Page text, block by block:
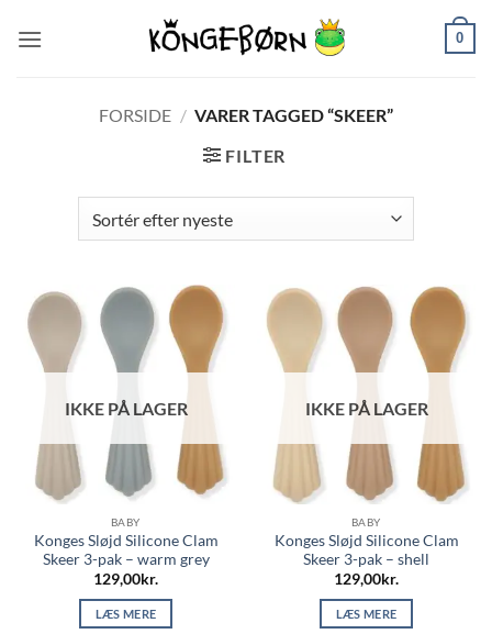
0
FORSIDE / VARER TAGGED “SKEER”
FILTER
IKKE PÅ LAGER
BABY
Konges Sløjd Silicone Clam
Skeer 3-pak – warm grey
129,00kr.
LÆS MERE
IKKE PÅ LAGER
BABY
Konges Sløjd Silicone Clam
Skeer 3-pak – shell
129,00kr.
LÆS MERE